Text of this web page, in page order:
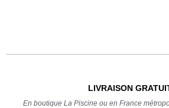
LIVRAISON
En boutique La Piscine ou en France